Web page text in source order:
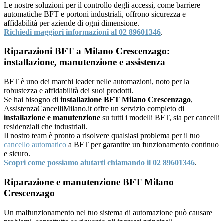
Le nostre soluzioni per il controllo degli accessi, come barriere
automatiche BFT e portoni industriali, offrono sicurezza e
affidabilità per aziende di ogni dimensione.
Richiedi maggiori informazioni al 02 89601346.
Riparazioni BFT a Milano Crescenzago:
installazione, manutenzione e assistenza
BFT è uno dei marchi leader nelle automazioni, noto per la
robustezza e affidabilità dei suoi prodotti.
Se hai bisogno di installazione BFT Milano Crescenzago,
AssistenzaCancelliMilano.it offre un servizio completo di
installazione e manutenzione su tutti i modelli BFT, sia per cancelli
residenziali che industriali.
Il nostro team è pronto a risolvere qualsiasi problema per il tuo
cancello automatico a BFT per garantire un funzionamento continuo
e sicuro.
Scopri come possiamo aiutarti chiamando il 02 89601346.
Riparazione e manutenzione BFT Milano
Crescenzago
Un malfunzionamento nel tuo sistema di automazione può causare